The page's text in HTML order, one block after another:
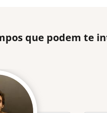
que podem te